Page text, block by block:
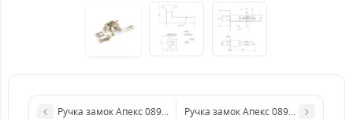
Ручка замок Апекс 0891 Цвет: матовое золото (GM)
Ручка замок Апекс 0891 Цвет: